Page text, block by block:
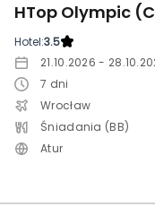
HTop Olympic
Hotel:3.5
21.10.2026 -
7 dni
Wrocław
Śniadania (BB)
Atur